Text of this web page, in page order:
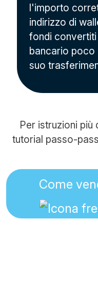
l'importo
indirizzo di
fondi
bancario
suo
Per istruzioni più
tutorial passo-
Come